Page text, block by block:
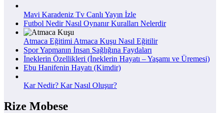
Mavi Karadeniz Tv Canlı Yayın İzle
Futbol Nedir Nasıl Oynanır Kuralları Nelerdir
Atmaca Eğitimi Atmaca Kuşu Nasıl Eğitilir
Spor Yapmanın İnsan Sağlığına Faydaları
İneklerin Özellikleri (İneklerin Hayatı – Yaşamı ve Üremesi)
Ebu Hanifenin Hayatı (Kimdir)
Kar Nedir? Kar Nasıl Oluşur?
Rize Mobese